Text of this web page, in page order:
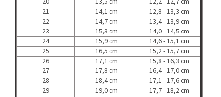
20
13,5 cm
12,2 - 12,7 cm
21
14,1 cm
12,8 - 13,3 cm
22
14,7 cm
13,4 - 13,9 cm
23
15,3 cm
14,0 - 14,5 cm
24
15,9 cm
14,6 - 15,1 cm
25
16,5 cm
15,2 - 15,7 cm
26
17,1 cm
15,8 - 16,3 cm
27
17,8 cm
16,4 - 17,0 cm
28
18,4 cm
17,1 - 17,6 cm
29
19,0 cm
17,7 - 18,2 cm